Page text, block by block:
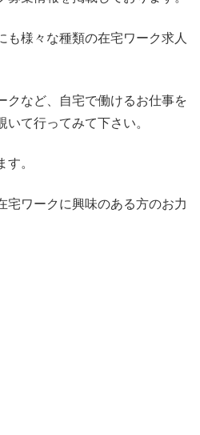
も様々な種類の在宅ワーク求人
クなど、自宅で働けるお仕事を
て行ってみて下さい。
。
宅ワークに興味のある方のお力